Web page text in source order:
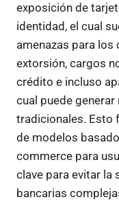
exposición de
identidad, el cual
amenazas para los
extorsión, cargos
crédito e incluso
cual puede
tradicionales. Esto
de modelos
commerce para
clave para evitar la
bancarias